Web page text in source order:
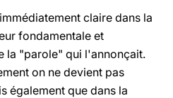
claire dans la
fondamentale et
la "parole" qui l'annonçait.
on ne devient pas
également que dans la